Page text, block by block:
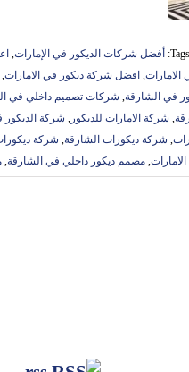
Tags: أفضل شركات الديكور في الإمارات,
, افضل شركة ديكور في الامارات,
في الشارقة, شركات تصميم داخلي في
, شركة الامارات للديكور , شركة الديكور
, شركة ديكورات الشارقة, شركة
, مصمم ديكور داخلي في الشارقة,